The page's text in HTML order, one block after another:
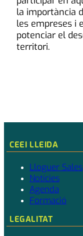
la importància
les empreses i
potenciar el
territori.
CEEI LLEIDA
Lloguer Sales
Notícies
Agenda
Formació
LEGALITAT